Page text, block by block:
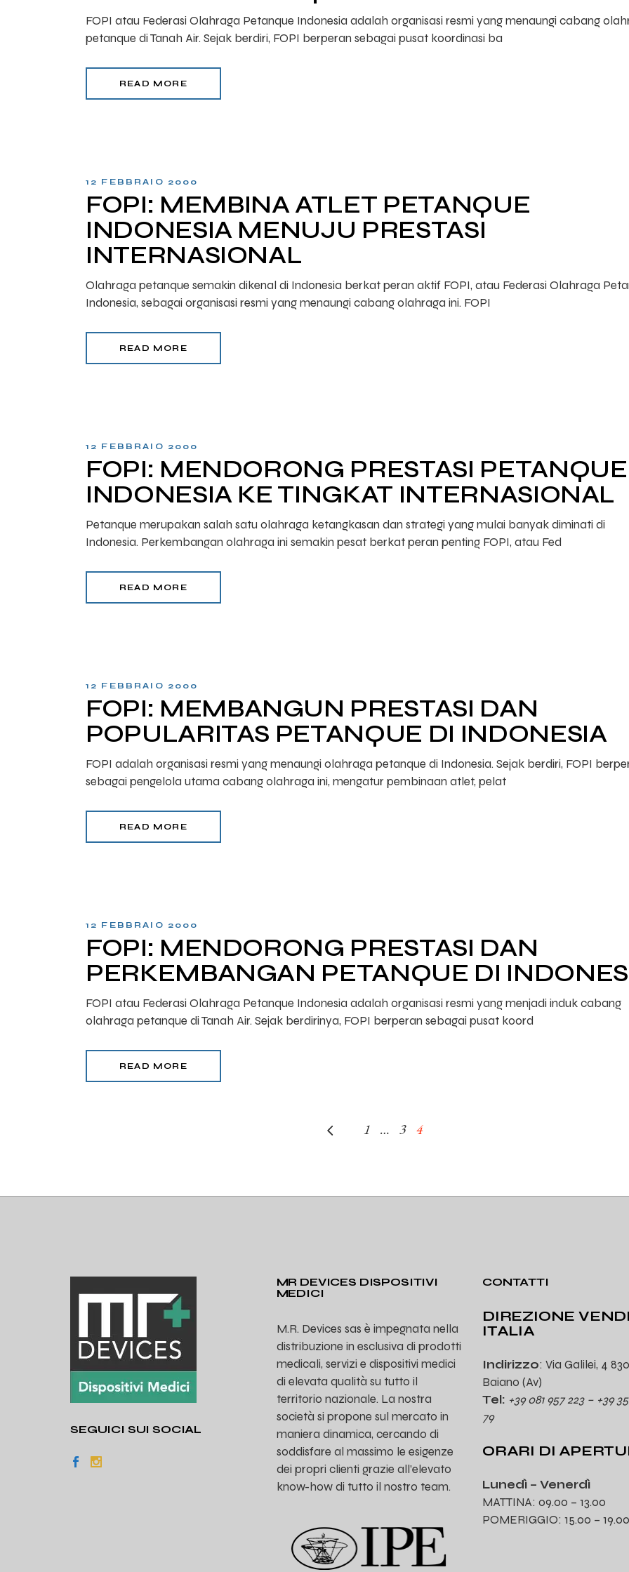
FOPI atau Federasi Olahraga Petanque Indonesia adalah organisasi resmi yang menaungi cabang
petanque di Tanah Air. Sejak berdiri, FOPI berperan sebagai pusat koordinasi ba
READ MORE
12 FEBBRAIO 2000
FOPI: MEMBINA ATLET PETANQUE
INDONESIA MENUJU PRESTASI
INTERNASIONAL
Olahraga petanque semakin dikenal di Indonesia berkat peran aktif FOPI, atau Federasi Olahraga
Indonesia, sebagai organisasi resmi yang menaungi cabang olahraga ini. FOPI
READ MORE
12 FEBBRAIO 2000
FOPI: MENDORONG PRESTASI PETANQUE
INDONESIA KE TINGKAT INTERNASIONAL
Petanque merupakan salah satu olahraga ketangkasan dan strategi yang mulai banyak diminati di
Indonesia. Perkembangan olahraga ini semakin pesat berkat peran penting FOPI, atau Fed
READ MORE
12 FEBBRAIO 2000
FOPI: MEMBANGUN PRESTASI DAN
POPULARITAS PETANQUE DI INDONESIA
FOPI adalah organisasi resmi yang menaungi olahraga petanque di Indonesia. Sejak berdiri, FOPI
sebagai pengelola utama cabang olahraga ini, mengatur pembinaan atlet, pelat
READ MORE
12 FEBBRAIO 2000
FOPI: MENDORONG PRESTASI DAN
PERKEMBANGAN PETANQUE DI
FOPI atau Federasi Olahraga Petanque Indonesia adalah organisasi resmi yang menjadi induk cabang
olahraga petanque di Tanah Air. Sejak berdirinya, FOPI berperan sebagai pusat koord
READ MORE
ARTICOLI
1 … 3 4
SEGUICI SUI SOCIAL
MR DEVICES DISPOSITIVI
MEDICI
M.R. Devices sas è impegnata nella
distribuzione in esclusiva di prodotti
medicali, servizi e dispositivi medici
di elevata qualità su tutto il
territorio nazionale. La nostra
società si propone sul mercato in
maniera dinamica, cercando di
soddisfare al massimo le esigenze
dei propri clienti grazie all’elevato
know-how di tutto il nostro team.
CONTATTI
DIREZIONE
ITALIA
Indirizzo: Via Galilei, 4
Baiano (Av)
Tel: +39 081 957 223 – +39
79
ORARI DI
Lunedì – Venerdì
MATTINA: 09.00 – 13.00
POMERIGGIO: 15.00 – 19.00